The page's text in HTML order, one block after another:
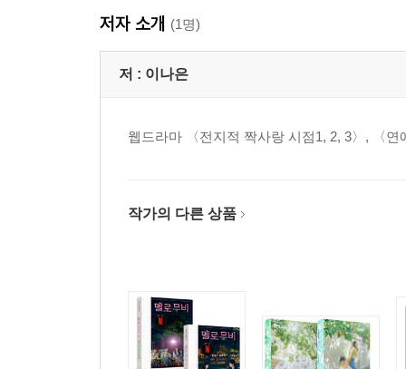
저자 소개 (1명)
저 : 이나은
웹드라마 〈전지적 짝사랑 시점1, 2, 3〉, 〈
작가의 다른 상품